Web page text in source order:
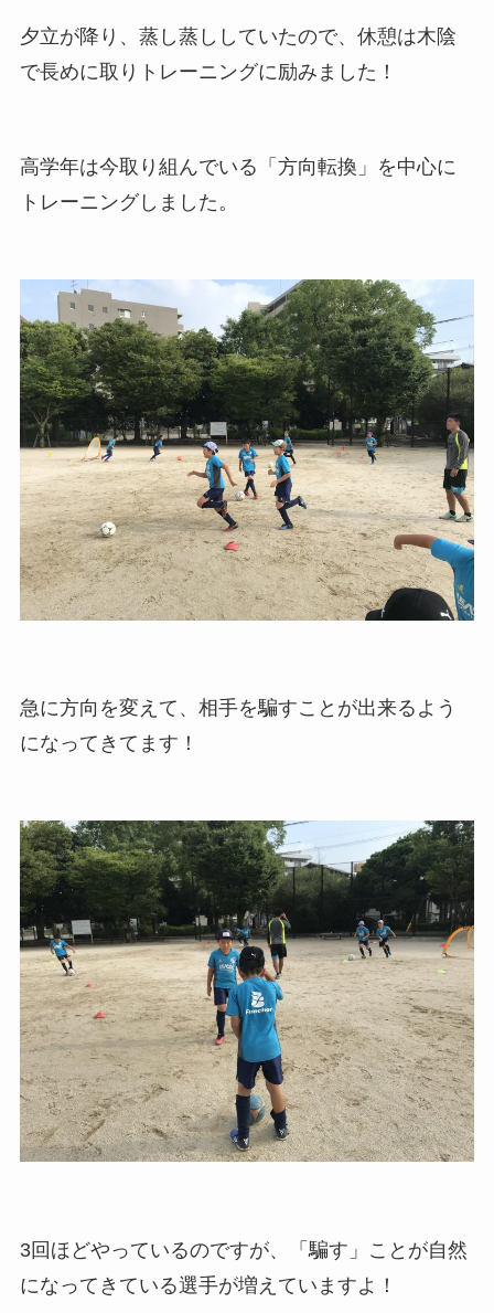
夕立が降り、蒸し蒸ししていたので、休憩は木陰
で長めに取りトレーニングに励みました！
高学年は今取り組んでいる「方向転換」を中心に
トレーニングしました。
急に方向を変えて、相手を騙すことが出来るよう
になってきてます！
3回ほどやっているのですが、「騙す」ことが自然
になってきている選手が増えていますよ！